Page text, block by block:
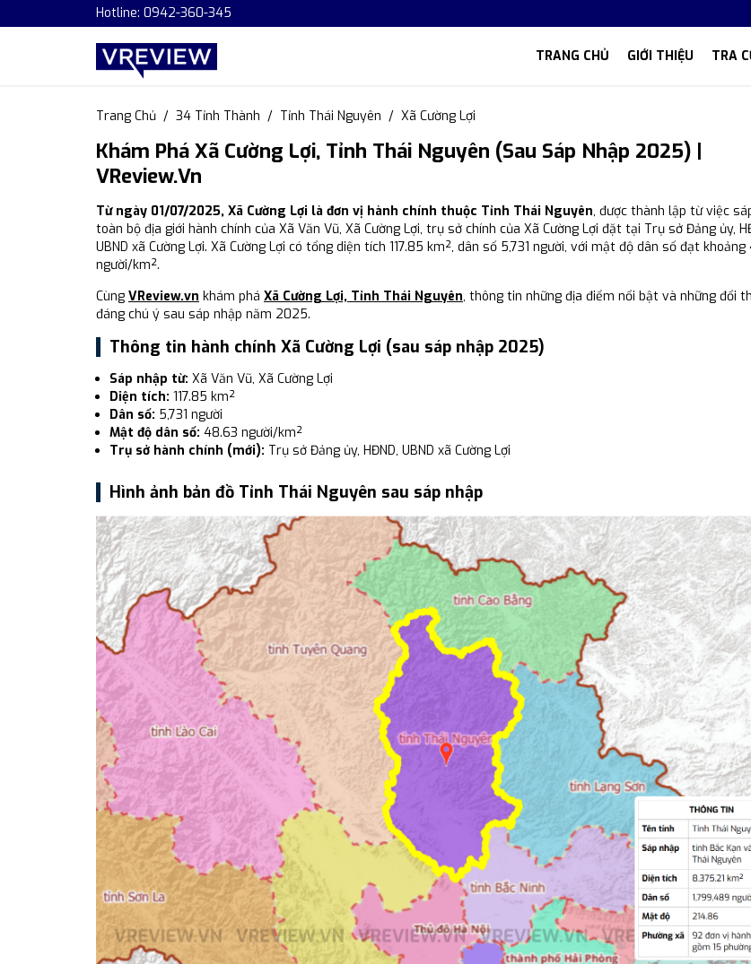
Hotline: 0942-360-345
TRANG CHỦ GIỚI THIỆU TRA
Trang Chủ 34 Tỉnh Thành Tỉnh Thái Nguyên Xã Cường Lợi
Khám Phá Xã Cường Lợi, Tỉnh Thái Nguyên (Sau Sáp Nhập 2025) |
VReview.vn
Từ ngày 01/07/2025, Xã Cường Lợi là đơn vị hành chính thuộc Tỉnh Thái Nguyên, được thành lập từ việc
toàn bộ địa giới hành chính của Xã Văn Vũ, Xã Cường Lợi, trụ sở chính của Xã Cường Lợi đặt tại Trụ sở Đảng ủy,
UBND xã Cường Lợi. Xã Cường Lợi có tổng diện tích 117.85 km², dân số 5,731 người, với mật độ dân số đạt khoảng
người/km².
Cùng VReview.vn khám phá Xã Cường Lợi, Tỉnh Thái Nguyên, thông tin những địa điểm nổi bật và những đổi
đáng chú ý sau sáp nhập năm 2025.
Thông tin hành chính Xã Cường Lợi (sau sáp nhập 2025)
Sáp nhập từ: Xã Văn Vũ, Xã Cường Lợi
Diện tích: 117.85 km²
Dân số: 5,731 người
Mật độ dân số: 48.63 người/km²
Trụ sở hành chính (mới): Trụ sở Đảng ủy, HĐND, UBND xã Cường Lợi
Hình ảnh bản đồ Tỉnh Thái Nguyên sau sáp nhập